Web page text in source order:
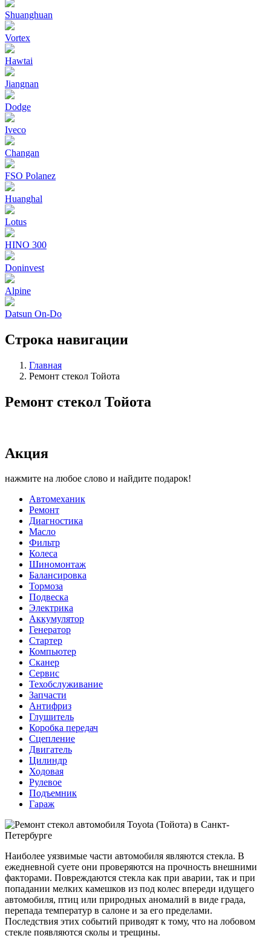
Shuanghuan
Vortex
Hawtai
Jiangnan
Dodge
Iveco
Changan
FSO Polanez
Huanghal
Lotus
HINO 300
Doninvest
Alpine
Datsun On-Do
Строка навигации
Главная
Ремонт стекол Тойота
Ремонт стекол Тойота
Акция
нажмите на любое слово и найдите подарок!
Автомеханик
Ремонт
Диагностика
Масло
Фильтр
Колеса
Шиномонтаж
Балансировка
Тормоза
Подвеска
Электрика
Аккумулятор
Генератор
Стартер
Компьютер
Сканер
Сервис
Техобслуживание
Запчасти
Антифриз
Глушитель
Коробка передач
Сцепление
Двигатель
Цилиндр
Ходовая
Рулевое
Подъемник
Гараж
Наиболее уязвимые части автомобиля являются стекла. В
ежедневной суете они проверяются на прочность внешними
факторами. Повреждаются стекла как при аварии, так и при
попадании мелких камешков из под колес впереди идущего
автомобиля, птиц или природных аномалий в виде града,
перепада температур в салоне и за его пределами.
Последствия этих событий приводят к тому, что на лобовом
стекле появляются сколы и трещины.